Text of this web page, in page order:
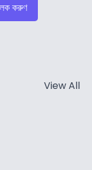
করুণ
View All